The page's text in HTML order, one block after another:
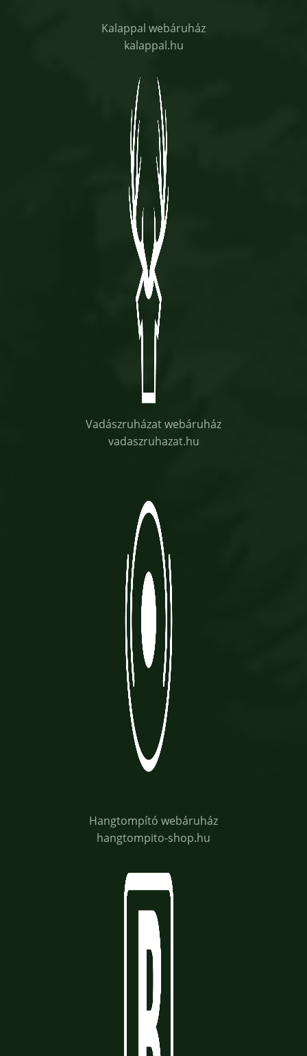
Kalappal webáruház
kalappal.hu
Vadászruházat webáruház
vadaszruhazat.hu
Hangtompító webáruház
hangtompito-shop.hu